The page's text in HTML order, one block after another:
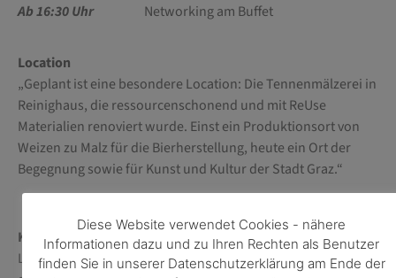
Ab 16:30 Uhr
Networking am Buffet
Location
„Geplant ist eine besondere Location: Die Tennenmälzerei in
Reinighaus, die ressourcenschonend und mit ReUse
Materialien renoviert wurde. Einst ein Produktionsort von
Weizen zu Malz für die Bierherstellung, heute ein Ort der
Begegnung sowie für Kunst und Kultur der Stadt Graz.“
Kontakt HTS
Laura Daviña König
Diese Website verwendet Cookies - nähere
Informationen dazu und zu Ihren Rechten als Benutzer
finden Sie in unserer Datenschutzerklärung am Ende der